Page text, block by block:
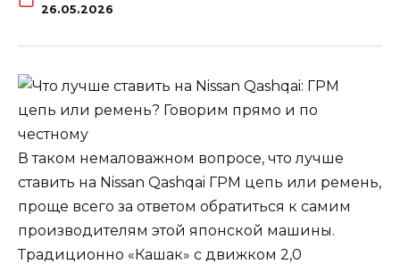
26.05.2026
В таком немаловажном вопросе, что лучше
ставить на Nissan Qashqai ГРМ цепь или ремень,
проще всего за ответом обратиться к самим
производителям этой японской машины.
Традиционно «Кашак» с движком 2,0